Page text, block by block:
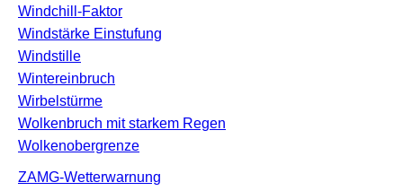
Windchill-Faktor
Windstärke Einstufung
Windstille
Wintereinbruch
Wirbelstürme
Wolkenbruch mit starkem Regen
Wolkenobergrenze
ZAMG-Wetterwarnung